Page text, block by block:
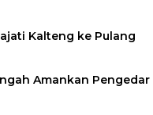
Kalteng ke Pulang
Amankan Pengedar